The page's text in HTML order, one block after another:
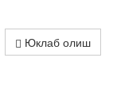
Юклаб олиш